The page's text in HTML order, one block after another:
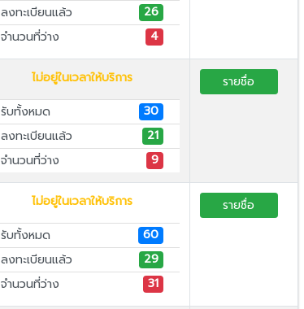
ลงทะเบียนแล้ว
26
จำนวนที่ว่าง
4
ไม่อยู่ในเวลาให้บริการ
รับทั้งหมด
30
ลงทะเบียนแล้ว
21
จำนวนที่ว่าง
9
รายชื่อ
ไม่อยู่ในเวลาให้บริการ
รับทั้งหมด
60
ลงทะเบียนแล้ว
29
จำนวนที่ว่าง
31
รายชื่อ